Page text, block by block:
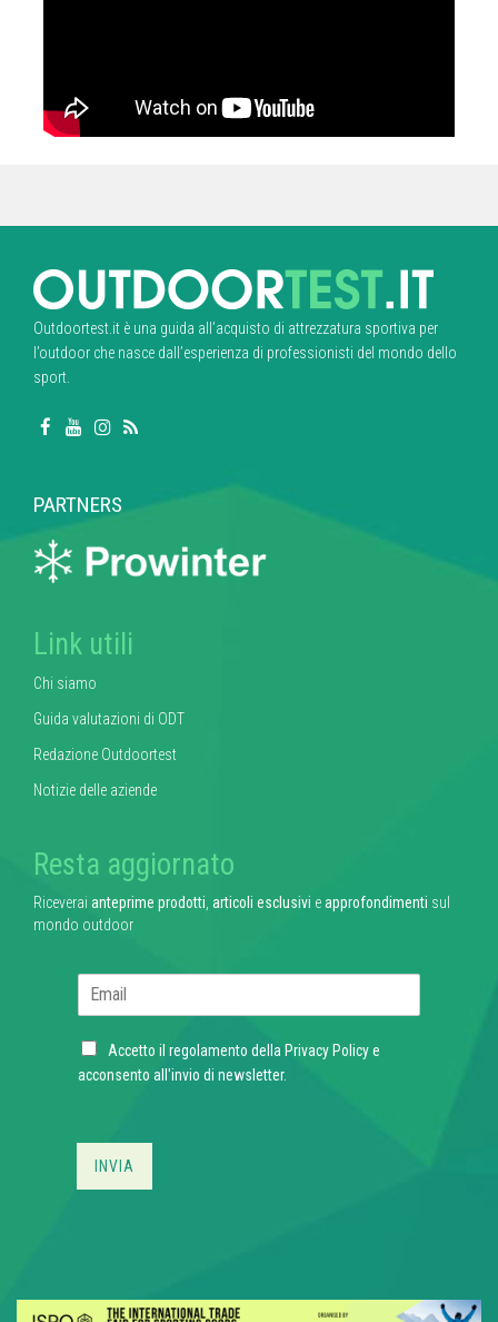
Outdoortest.it è una guida all’acquisto di attrezzatura sportiva per
l’outdoor che nasce dall’esperienza di professionisti del mondo dello
sport.
PARTNERS
Link utili
Chi siamo
Guida valutazioni di ODT
Redazione Outdoortest
Notizie delle aziende
Resta aggiornato
Riceverai anteprime prodotti articoli esclusivi eapprofondimenti sul
mondo outdoor
l
C
h
Accetto il regolamento della Privacy Policye
acconsento all'invio di newsletter.
INVIA